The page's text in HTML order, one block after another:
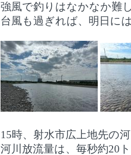
強風で釣りはなかなか難
台風も過ぎれば、明日に
15時、射水市広上地先の
河川放流量は、毎秒約20